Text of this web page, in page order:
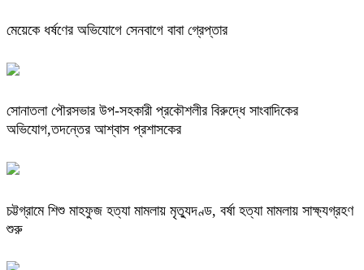
মেয়েকে ধর্ষণের অভিযোগে সেনবাগে বাবা গ্রেপ্তার
সোনাতলা পৌরসভার উপ-সহকারী প্রকৌশলীর বিরুদ্ধে সাংবাদিকের
অভিযোগ,তদন্তের আশ্বাস প্রশাসকের
চট্টগ্রামে শিশু মাহফুজ হত্যা মামলায় মৃত্যুদণ্ড, বর্ষা হত্যা মামলায় সাক্ষ্যগ্রহণ
শুরু